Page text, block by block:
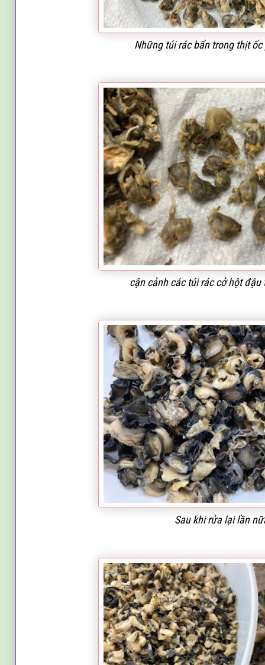
Những túi rác bẩn trong thịt
cận cảnh các túi rác cở hột đậu
Sau khi rửalại lần